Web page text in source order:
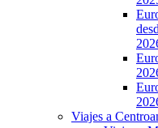
Viajes a